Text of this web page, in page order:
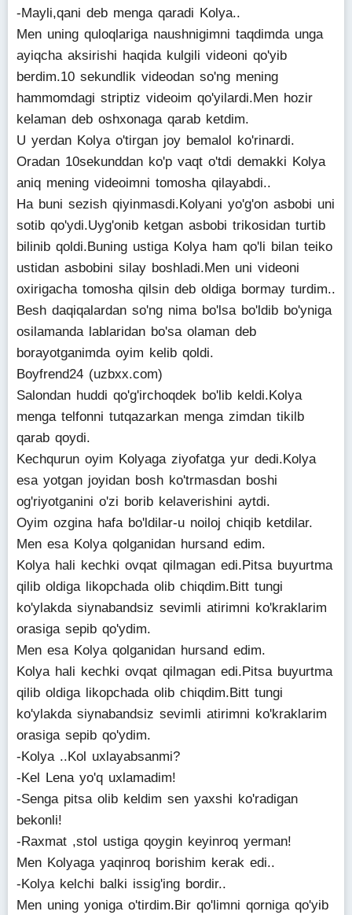
-Mayli,qani deb menga qaradi Kolya..
Men uning quloqlariga naushnigimni taqdimda unga
ayiqcha aksirishi haqida kulgili videoni qo'yib
berdim.10 sekundlik videodan so'ng mening
hammomdagi striptiz videoim qo'yilardi.Men hozir
kelaman deb oshxonaga qarab ketdim.
U yerdan Kolya o'tirgan joy bemalol ko'rinardi.
Oradan 10sekunddan ko'p vaqt o'tdi demakki Kolya
aniq mening videoimni tomosha qilayabdi..
Ha buni sezish qiyinmasdi.Kolyani yo'g'on asbobi uni
sotib qo'ydi.Uyg'onib ketgan asbobi trikosidan turtib
bilinib qoldi.Buning ustiga Kolya ham qo'li bilan teiko
ustidan asbobini silay boshladi.Men uni videoni
oxirigacha tomosha qilsin deb oldiga bormay turdim..
Besh daqiqalardan so'ng nima bo'lsa bo'ldib bo'yniga
osilamanda lablaridan bo'sa olaman deb
borayotganimda oyim kelib qoldi.
Boyfrend24 (uzbxx.com)
Salondan huddi qo'g'irchoqdek bo'lib keldi.Kolya
menga telfonni tutqazarkan menga zimdan tikilb
qarab qoydi.
Kechqurun oyim Kolyaga ziyofatga yur dedi.Kolya
esa yotgan joyidan bosh ko'trmasdan boshi
og'riyotganini o'zi borib kelaverishini aytdi.
Oyim ozgina hafa bo'ldilar-u noiloj chiqib ketdilar.
Men esa Kolya qolganidan hursand edim.
Kolya hali kechki ovqat qilmagan edi.Pitsa buyurtma
qilib oldiga likopchada olib chiqdim.Bitt tungi
ko'ylakda siynabandsiz sevimli atirimni ko'kraklarim
orasiga sepib qo'ydim.
Men esa Kolya qolganidan hursand edim.
Kolya hali kechki ovqat qilmagan edi.Pitsa buyurtma
qilib oldiga likopchada olib chiqdim.Bitt tungi
ko'ylakda siynabandsiz sevimli atirimni ko'kraklarim
orasiga sepib qo'ydim.
-Kolya ..Kol uxlayabsanmi?
-Kel Lena yo'q uxlamadim!
-Senga pitsa olib keldim sen yaxshi ko'radigan
bekonli!
-Raxmat ,stol ustiga qoygin keyinroq yerman!
Men Kolyaga yaqinroq borishim kerak edi..
-Kolya kelchi balki issig'ing bordir..
Men uning yoniga o'tirdim.Bir qo'limni qorniga qo'yib